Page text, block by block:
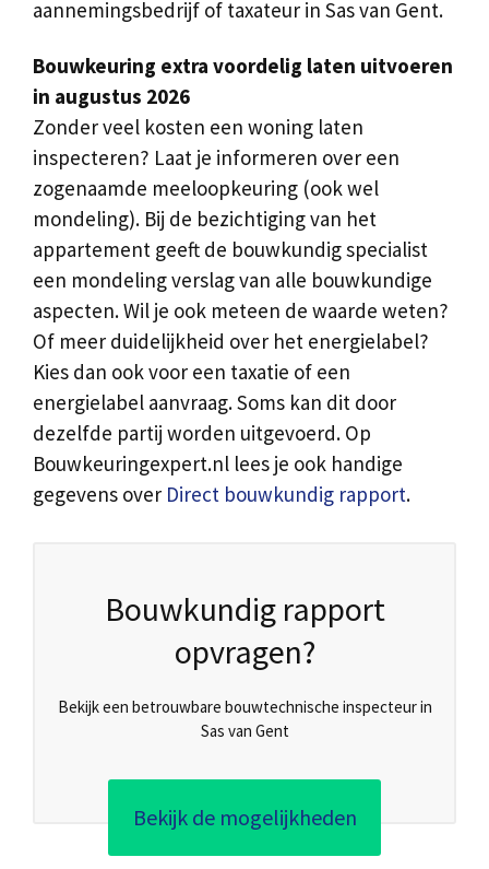
aannemingsbedrijf of taxateur in Sas van Gent.
Bouwkeuring extra voordelig laten uitvoeren
in augustus 2026
Zonder veel kosten een woning laten
inspecteren? Laat je informeren over een
zogenaamde meeloopkeuring (ook wel
mondeling). Bij de bezichtiging van het
appartement geeft de bouwkundig specialist
een mondeling verslag van alle bouwkundige
aspecten. Wil je ook meteen de waarde weten?
Of meer duidelijkheid over het energielabel?
Kies dan ook voor een taxatie of een
energielabel aanvraag. Soms kan dit door
dezelfde partij worden uitgevoerd. Op
Bouwkeuringexpert.nl lees je ook handige
gegevens over Direct bouwkundig rapport.
Bouwkundig rapport
opvragen?
Bekijk een betrouwbare bouwtechnische inspecteur in
Sas van Gent
Bekijk de mogelijkheden